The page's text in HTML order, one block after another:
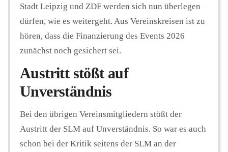
Stadt Leipzig und ZDF werden sich nun überlegen
dürfen, wie es weitergeht. Aus Vereinskreisen ist zu
hören, dass die Finanzierung des Events 2026
zunächst noch gesichert sei.
Austritt stößt auf
Unverständnis
Bei den übrigen Vereinsmitgliedern stößt der
Austritt der SLM auf Unverständnis. So war es auch
schon bei der Kritik seitens der SLM an der